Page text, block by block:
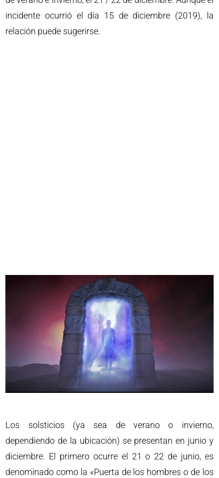
incidente ocurrió el día 15 de diciembre (2019), la
relación puede sugerirse.
Los solsticios (ya sea de verano o invierno,
dependiendo de la ubicación) se presentan en junio y
diciembre. El primero ocurre el 21 o 22 de junio, es
denominado como la «Puerta de los hombres o de los